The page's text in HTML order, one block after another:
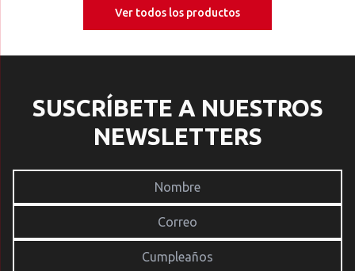
Ver todos los productos
SUSCRÍBETE A NUESTROS
NEWSLETTERS